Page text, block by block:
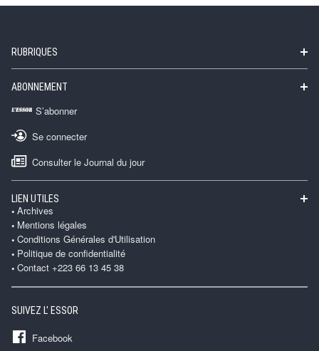
RUBRIQUES
ABONNEMENT
S’abonner
Se connecter
Consulter le Journal du jour
LIEN UTILES
Archives
Mentions légales
Conditions Générales d'Utilisation
Politique de confidentialité
Contact +223 66 13 45 38
SUIVEZ L' ESSOR
Facebook